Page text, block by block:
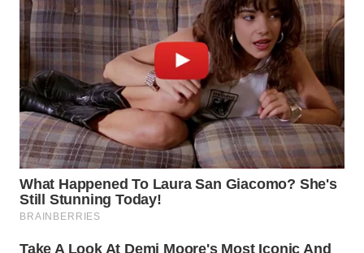
LIKUPANG
LABUANBAJO
WN
BORNEO
Wahana
Media
Group
WAHANA